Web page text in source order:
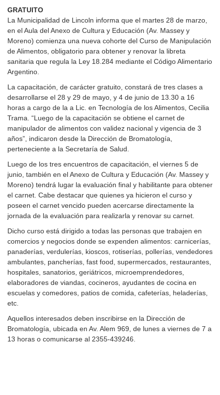
GRATUITO
La Municipalidad de Lincoln informa que el martes 28 de marzo,
en el Aula del Anexo de Cultura y Educación (Av. Massey y
Moreno) comienza una nueva cohorte del Curso de Manipulación
de Alimentos, obligatorio para obtener y renovar la libreta
sanitaria que regula la Ley 18.284 mediante el Código Alimentario
Argentino.
La capacitación, de carácter gratuito, constará de tres clases a
desarrollarse el 28 y 29 de mayo, y 4 de junio de 13.30 a 16
horas a cargo de la a Lic. en Tecnología de los Alimentos, Cecilia
Trama. “Luego de la capacitación se obtiene el carnet de
manipulador de alimentos con validez nacional y vigencia de 3
años”, indicaron desde la Dirección de Bromatología,
perteneciente a la Secretaría de Salud.
Luego de los tres encuentros de capacitación, el viernes 5 de
junio, también en el Anexo de Cultura y Educación (Av. Massey y
Moreno) tendrá lugar la evaluación final y habilitante para obtener
el carnet. Cabe destacar que quienes ya hicieron el curso y
poseen el carnet vencido pueden acercarse directamente la
jornada de la evaluación para realizarla y renovar su carnet.
Dicho curso está dirigido a todas las personas que trabajen en
comercios y negocios donde se expenden alimentos: carnicerías,
panaderías, verdulerías, kioscos, rotiserías, pollerías, vendedores
ambulantes, pancherías, fast food, supermercados, restaurantes,
hospitales, sanatorios, geriátricos, microemprendedores,
elaboradores de viandas, cocineros, ayudantes de cocina en
escuelas y comedores, patios de comida, cafeterías, heladerías,
etc.
Aquellos interesados deben inscribirse en la Dirección de
Bromatología, ubicada en Av. Alem 969, de lunes a viernes de 7 a
13 horas o comunicarse al 2355-439246.